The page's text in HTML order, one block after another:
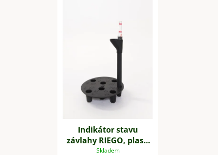
Indikátor stavu
závlahy RIEGO, plast,
průměr 21 cm, černá
Skladem